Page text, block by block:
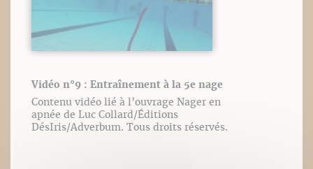
Vidéo n°9 : Entraînement à la 5e nage
Contenu vidéo lié à l’ouvrage Nager en
apnée de Luc Collard/Éditions
DésIris/Adverbum. Tous droits réservés.